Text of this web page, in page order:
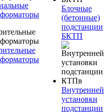
Блочные
(бетонные)
подстанции
БКТП
Внутренней
установки
подстанции